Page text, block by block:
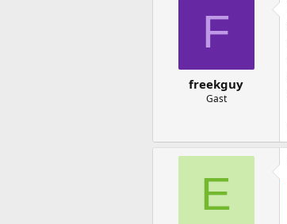
F
freekguy
Gast
E